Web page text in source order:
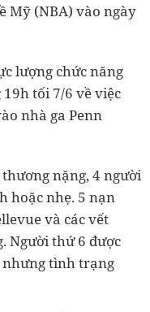
Mỹ (NBA) vào ngày
lượng chức năng
tối 7/6 về việc
nhà ga Penn
nặng, 4 người
hoặc nhẹ. 5 nạn
và các vết
Người thứ 6 được
nhưng tình trạng